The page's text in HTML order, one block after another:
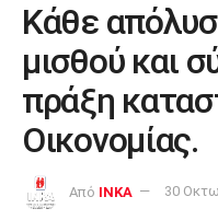
Κάθε
μισθού και
πράξη
Οικονομίας.
Από INKA 30